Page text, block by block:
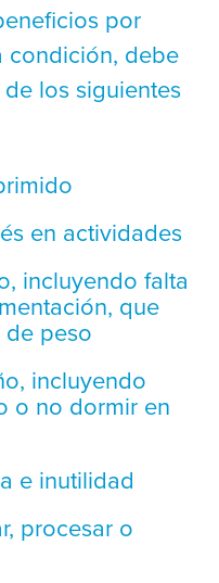
por
condición, debe
los siguientes
en actividades
incluyendo falta
que
peso
incluyendo
o no dormir en
e inutilidad
procesar o